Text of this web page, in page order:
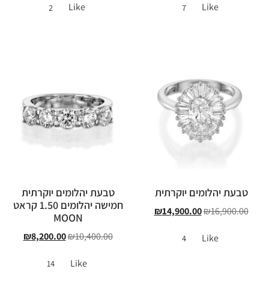
Like
7
Like
2
טבעת יהלומים יוקרתית
₪16,900.00
₪14,900.00
Like
4
טבעת יהלומים יוקרתית
חמישה יהלומים 1.50 קראט
MOON
₪10,400.00
₪8,200.00
Like
14